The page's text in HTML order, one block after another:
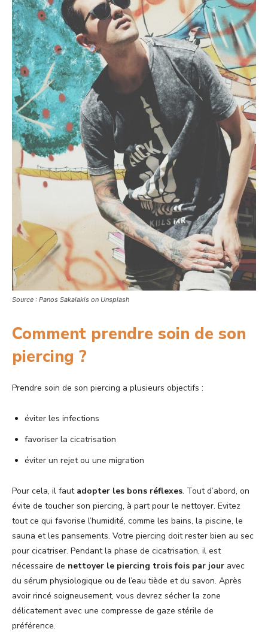
Source : Panos Sakalakis on Unsplash
Comment prendre soin de son
piercing ?
Prendre soin de son piercing a plusieurs objectifs :
éviter les infections
favoriser la cicatrisation
éviter un rejet ou une migration
Pour cela, il faut adopter les bons réflexes. Tout d’abord, on
évite de toucher son piercing, à part pour le nettoyer. Evitez
tout ce qui favorise l’humidité, comme les bains, la piscine, le
sauna et les pansements. Votre piercing doit rester bien au sec
pour cicatriser. Pendant la phase de cicatrisation, il est
nécessaire de nettoyer le piercing trois fois par jour avec
du sérum physiologique ou de l’eau tiède et du savon. Après
avoir rincé soigneusement, vous devrez sécher la zone
délicatement avec une compresse de gaze stérile de
préférence.